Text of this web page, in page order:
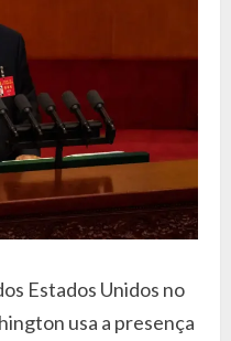
Estados Unidos no
usa a presença